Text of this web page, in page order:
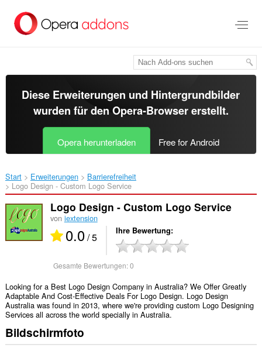
Hauptinhalt
springen
Diese Erweiterungen und Hintergrundbilder
wurden für den Opera-Browsererstellt.
Opera herunterladen Free for Android
Start Erweiterungen
Barrierefreiheit
Logo Design - Custom Logo Service‎
Logo Design - Custom Logo Service
von iextension
0.0/ 5 Ihre Bewertung
Gesamte Bewertungen:0
Looking for a Best Logo Design Company in Australia? We Offer Greatly
Adaptable And Cost-Effective Deals For Logo Design. Logo Design
Australia was found in 2013, where we're providing custom Logo Designing
Services all across the world specially in Australia.
Bildschirmfoto